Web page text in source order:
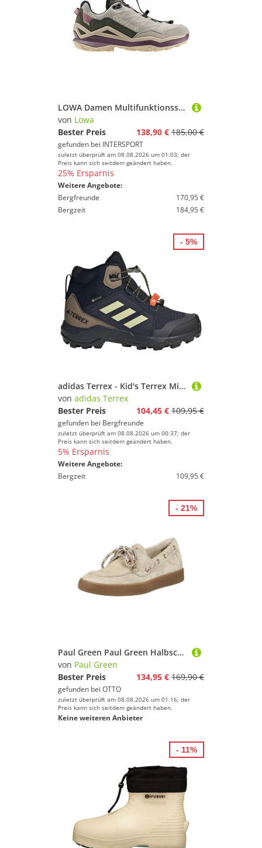
LOWA Damen Multifunktionsschuhe MADDOX PRO GTX LO SL Ws
von Lowa
Bester Preis
138,90 € 185,00 €
gefunden bei INTERSPORT
zuletzt überprüft am 08.08.2026 um 01:03; der
Preis kann sich seitdem geändert haben.
25% Ersparnis
Weitere Angebote:
Bergfreunde
170,95 €
Bergzeit
184,95 €
adidas Terrex - Kid's Terrex Mid GTX - Wanderschuhe Gr 30,5 schwarz
von adidas Terrex
Bester Preis
104,45 € 109,95 €
gefunden bei Bergfreunde
zuletzt überprüft am 08.08.2026 um 00:37; der
Preis kann sich seitdem geändert haben.
5% Ersparnis
Weitere Angebote:
Bergzeit
109,95 €
- 5%
Paul Green Paul Green Halbschuhe Veloursleder Bootsschuh
von Paul Green
Bester Preis
134,95 € 169,90 €
gefunden bei OTTO
zuletzt überprüft am 08.08.2026 um 01:16; der
Preis kann sich seitdem geändert haben.
Keine weiteren Anbieter
- 21%
- 11%